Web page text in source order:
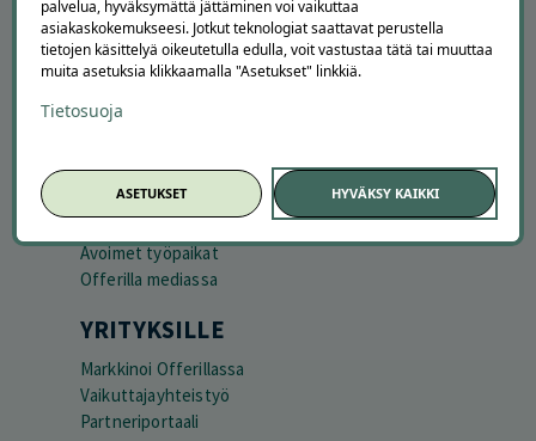
Asiakaspalvelu
Kuinka Offerilla toimii
Usein kysytyt kysymykset
Suosittele Offerillaa
Tietoa meistä
Ajankohtaista
Avoimet työpaikat
Offerilla mediassa
YRITYKSILLE
Markkinoi Offerillassa
Vaikuttajayhteistyö
Partneriportaali
palvelua, hyväksymättä jättäminen voi vaikuttaa
asiakaskokemukseesi. Jotkut teknologiat saattavat perustella
tietojen käsittelyä oikeutetulla edulla, voit vastustaa tätä tai muuttaa
muita asetuksia klikkaamalla "Asetukset" linkkiä.
Tietosuoja
ASETUKSET HYVÄKSY KAIKKI